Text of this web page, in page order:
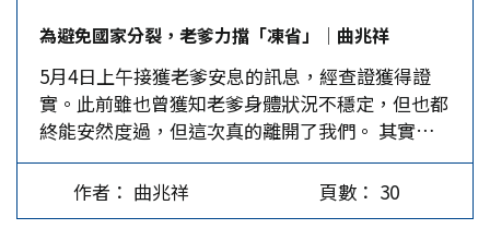
有居心，圖謀不軌，企圖分裂國土的陰謀」、「兩
岸和平統一是中國夢的核心問題之一」。…
只要公正不阿，不必太過操心。這是經歷了幾十年
戰火錘鍊的老將一貫的智慧與定力，處變不驚，也
適時的給了我安頓和支撐的力量。 以後許多年，
許老爹總是在關鍵的時刻用短短幾句話給我提點、
開悟和慰藉，讓我看到在迷霧之後的方向和選擇的
契機，也充分體會到老成謀國、老驥伏櫪的睿智，
涵容和達觀。這是在人生轉捩點上的重要抉擇，在
高人與智者的引領下，頓覺釋然，也增添了繼續前
講話鏗鏘有力，聲如洪鐘，給我留下深刻的印象。
從那時起，我與老爹結下了深厚情緣。 2011年春
天，老爹在赴大陸參訪期間，迎來了他老人家92歲
生日。那是一個陽光明媚的上午，時任民革中央副
主席的鄭建邦安排在北京中山公園的「來今雨軒」
為老爹賀壽；另一位副主席修福金寫了一幅壽字。
一夥人唱著生日歌、吃著長壽麵，老爹開心地笑
著，這是對兩岸一家親的生動詮釋。 2015年由老
為避免國家分裂，老爹力擋「凍省」│曲兆祥
5月4日上午接獲老爹安息的訊息，經查證獲得證
實。此前雖也曾獲知老爹身體狀況不穩定，但也都
終能安然度過，但這次真的離開了我們。 其實在
我擔任第三屆國民大會代表前，一直都稱呼老爹為
許伯伯，因為他與先外祖父、先伯父都是官校16期
的同學。而先父更曾與老爹在國防部一起服務過，
作者： 曲兆祥 頁數： 30